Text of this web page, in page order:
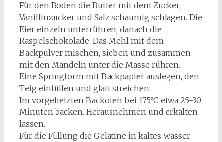
Für den Boden die Butter mit dem Zucker,
Vanillinzucker und Salz schaumig schlagen. Die
Eier einzeln unterrühren, danach die
Raspelschokolade. Das Mehl mit dem
Backpulver mischen, sieben und zusammen
mit den Mandeln unter die Masse rühren.
Eine Springform mit Backpapier auslegen, den
Teig einfüllen und glatt streichen.
Im vorgeheizten Backofen bei 175°C etwa 25-30
Minuten backen. Herausnehmen und erkalten
lassen.
Für die Füllung die Gelatine in kaltes Wasser